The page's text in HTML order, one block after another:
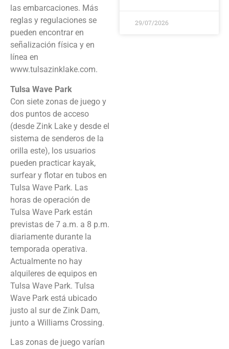
las embarcaciones. Más
reglas y regulaciones se
pueden encontrar en
señalización física y en
línea en
www.tulsazinklake.com.
Tulsa Wave Park
Con siete zonas de juego y
dos puntos de acceso
(desde Zink Lake y desde el
sistema de senderos de la
orilla este), los usuarios
pueden practicar kayak,
surfear y flotar en tubos en
Tulsa Wave Park. Las
horas de operación de
Tulsa Wave Park están
previstas de 7 a.m. a 8 p.m.
diariamente durante la
temporada operativa.
Actualmente no hay
alquileres de equipos en
Tulsa Wave Park. Tulsa
Wave Park está ubicado
justo al sur de Zink Dam,
junto a Williams Crossing.
Las zonas de juego varían
29/07/2026